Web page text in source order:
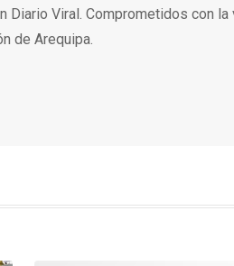
Diario Viral. Comprometidos con la
de Arequipa.